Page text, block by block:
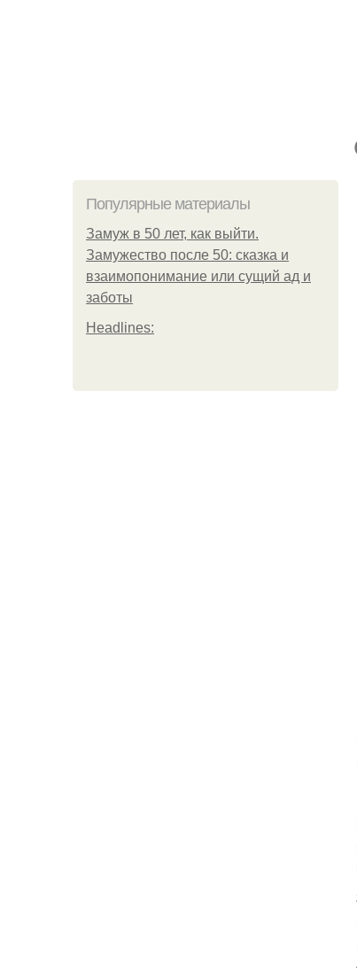
Популярные материалы
Замуж в 50 лет, как выйти.
Замужество после 50: сказка и
взаимопонимание или сущий ад и
заботы
Headlines: